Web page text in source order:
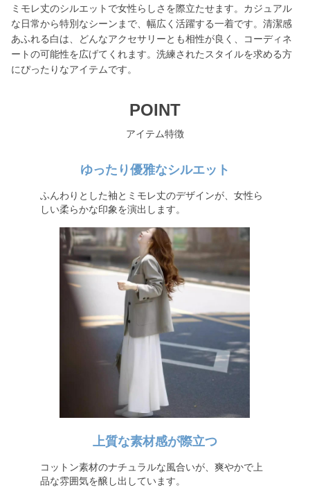
ミモレ丈のシルエットで女性らしさを際立たせます。カジュアル
な日常から特別なシーンまで、幅広く活躍する一着です。清潔感
あふれる白は、どんなアクセサリーとも相性が良く、コーディネ
ートの可能性を広げてくれます。洗練されたスタイルを求める方
にぴったりなアイテムです。
POINT
アイテム特徴
ゆったり優雅なシルエット
ふんわりとした袖とミモレ丈のデザインが、女性ら
しい柔らかな印象を演出します。
上質な素材感が際立つ
コットン素材のナチュラルな風合いが、爽やかで上
品な雰囲気を醸し出しています。